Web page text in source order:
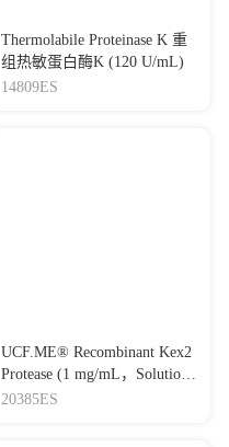
Thermolabile Proteinase K 重
组热敏蛋白酶K (120 U/mL)
14809ES
UCF.ME® Recombinant Kex2
Protease (1 mg/mL，Solution)
重组双碱性内切酶（1
20385ES